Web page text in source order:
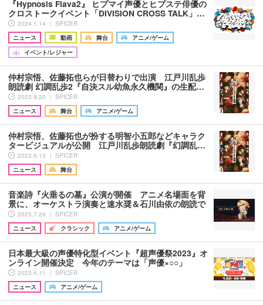
『Hypnosis Flava2』 ヒプマイ声優とヒプステ俳優の
クロストークイベント「DIVISION CROSS TALK」…
2024.1.14 ｜ SPICER
ニュース
動画 舞台
アニメ/ゲーム
イベント/レジャー
仲村宗悟、佐藤拓也らが日替わりで出演 江戸川乱歩
朗読劇 幻調乱歩2『自決スル幼魚永久機関』の生配…
2023.9.20 ｜ SPICER
ニュース
舞台 アニメ/ゲーム
仲村宗悟、佐藤拓也が扮する明智小五郎などキャラク
タービジュアルが公開 江戸川乱歩朗読劇『幻調乱…
2023.9.13 ｜ SPICER
ニュース
舞台
音楽詩『火垂るの墓』公演が開催 アニメ名場面を背
景に、オーケストラ演奏と速水奨＆石川由依の朗読で
2023.7.24 ｜ SPICER
ニュース
クラシック アニメ/ゲーム
日本最大級の声優特化型イベント『超声優祭2023』オ
ンライン開催決定 今年のテーマは「声優×○○」
2023.4.11 ｜ SPICER
ニュース
アニメ/ゲーム